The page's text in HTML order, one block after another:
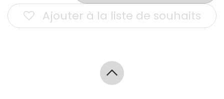
Ajouter à la liste de souhaits